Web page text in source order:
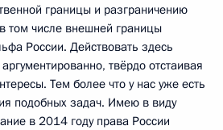
границы и разграничению
том числе внешней границы
России. Действовать здесь
твёрдо отстаивая
Тем более что у нас уже есть
подобных задач. Имею в виду
в 2014 году права России